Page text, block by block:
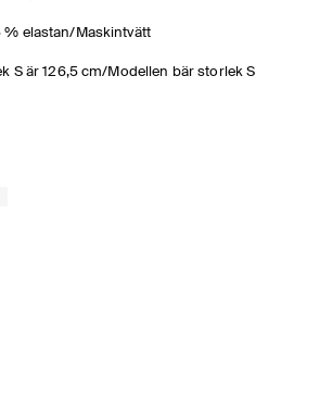
elastan/Maskintvätt
S är 126,5 cm/Modellen bär storlek S